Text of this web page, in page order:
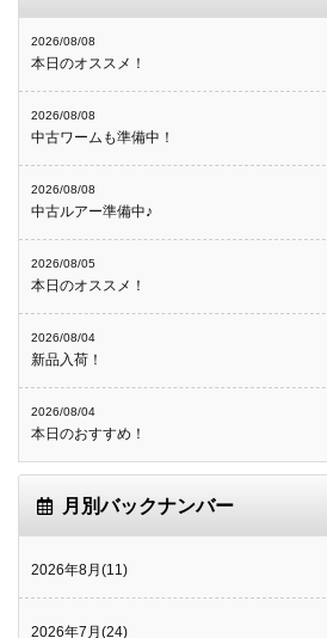
2026/08/08
本日のオススメ！
2026/08/08
中古ワームも準備中！
2026/08/08
中古ルアー準備中♪
2026/08/05
本日のオススメ！
2026/08/04
新品入荷！
2026/08/04
本日のおすすめ！
月別バックナンバー
2026年8月(11)
2026年7月(24)